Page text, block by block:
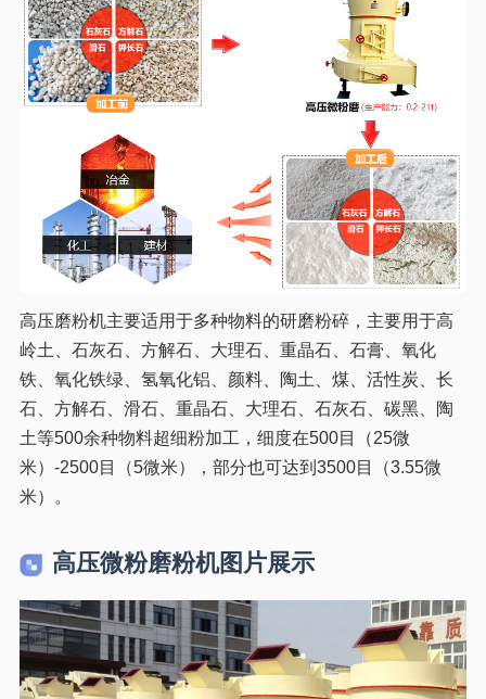
高压磨粉机主要适用于多种物料的研磨粉碎，主要用于高
岭土、石灰石、方解石、大理石、重晶石、石膏、氧化
铁、氧化铁绿、氢氧化铝、颜料、陶土、煤、活性炭、长
石、方解石、滑石、重晶石、大理石、石灰石、碳黑、陶
土等500余种物料超细粉加工，细度在500目（25微
米）-2500目（5微米），部分也可达到3500目（3.55微
米）。
高压微粉磨粉机图片展示